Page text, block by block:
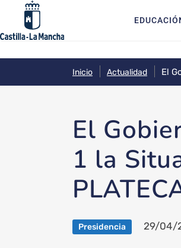
Pasar al contenido principalNavegación
Inicio Actualidad El
El
1 la
Presidencia 29/04/